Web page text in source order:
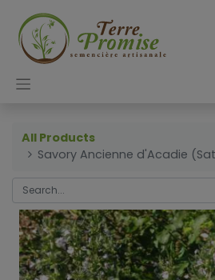
All Products
Savory Ancienne d'Acadie